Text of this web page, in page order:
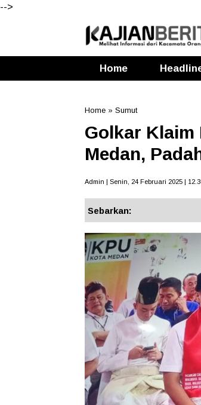
-->
Home
Home » Sumut
Golkar Klaim
Medan,
Admin | Senin, 24 Februari 2025 |
Sebarkan: